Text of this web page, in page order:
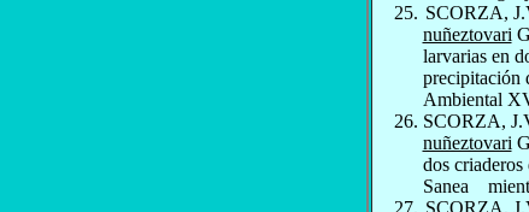
SCORZA,
nuñeztovari
larvarias en
precipitación
Ambiental
SCORZA,
nuñeztovari
dos criaderos
Sanea­
SCORZA,